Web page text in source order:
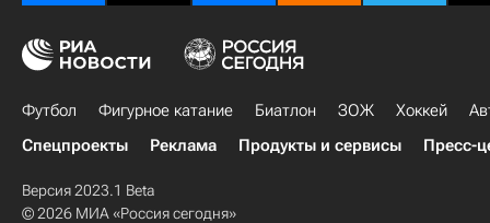
Футбол Фигурное катание Биатлон ЗОЖ Хоккей
Спецпроекты
Реклама Продукты и сервисы Пресс-
Версия 2023.1 Beta
© 2026 МИА «Россия сегодня»